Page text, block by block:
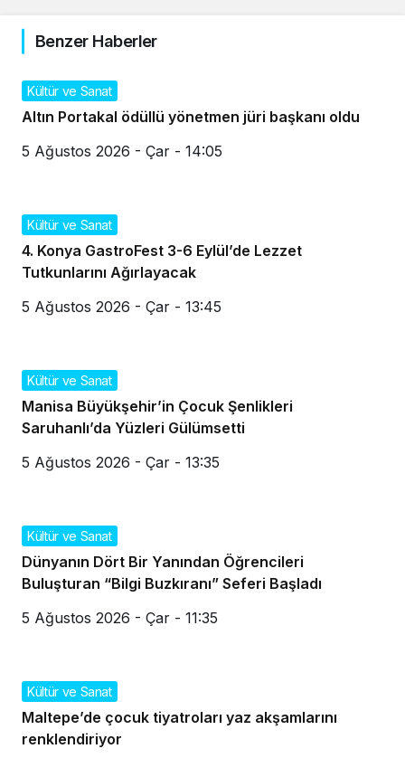
Benzer Haberler
Kültür ve Sanat
Altın Portakal ödüllü yönetmen jüri başkanı oldu
5 Ağustos 2026 - Çar - 14:05
Kültür ve Sanat
4. Konya GastroFest 3-6 Eylül’de Lezzet
Tutkunlarını Ağırlayacak
5 Ağustos 2026 - Çar - 13:45
Kültür ve Sanat
Manisa Büyükşehir’in Çocuk Şenlikleri
Saruhanlı’da Yüzleri Gülümsetti
5 Ağustos 2026 - Çar - 13:35
Kültür ve Sanat
Dünyanın Dört Bir Yanından Öğrencileri
Buluşturan “Bilgi Buzkıranı” Seferi Başladı
5 Ağustos 2026 - Çar - 11:35
Kültür ve Sanat
Maltepe’de çocuk tiyatroları yaz akşamlarını
renklendiriyor